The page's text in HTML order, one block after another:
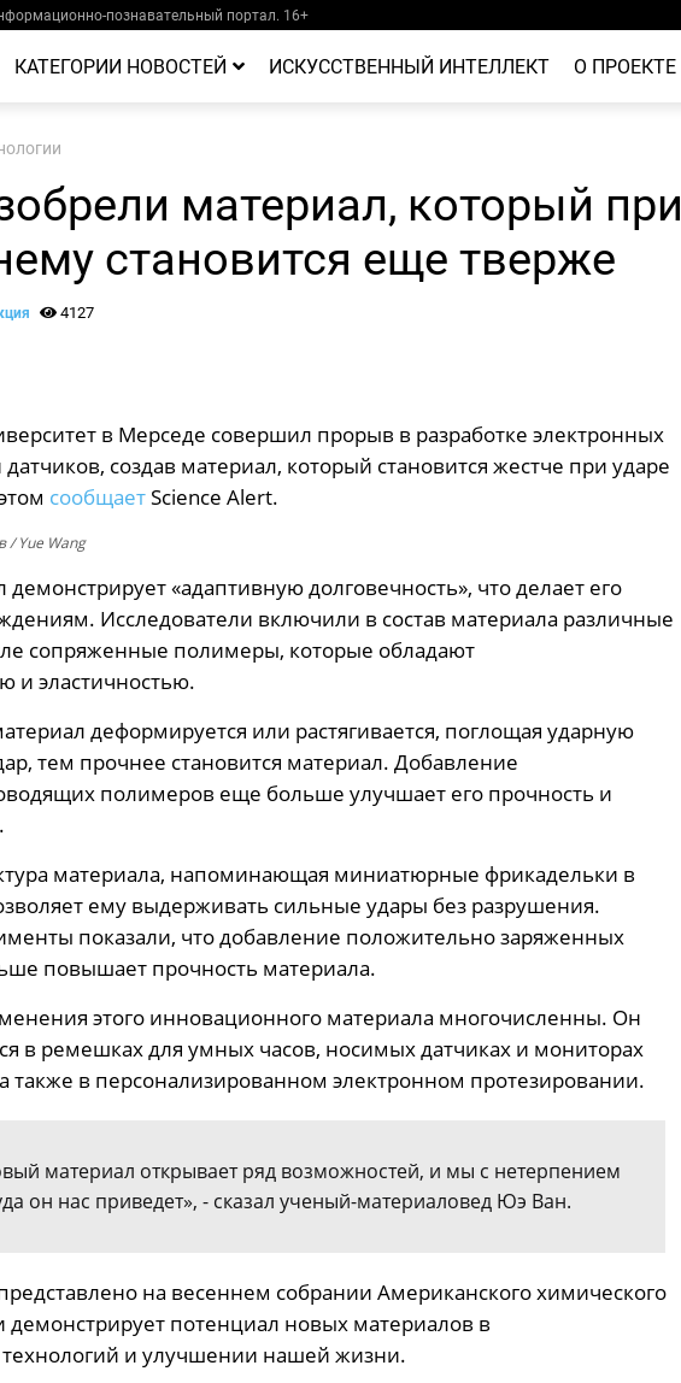
познавательный портал. 16+
КАТЕГОРИИ НОВОСТЕЙ ИСКУССТВЕННЫЙ ИНТЕЛЛЕКТ О ПРОЕКТЕ
материал, который при
становится еще тверже
4127
в Мерседе совершил прорыв в разработке электронных
создав материал, который становится жестче при ударе
сообщаетScience Alert.
/ Yue Wang
«адаптивную долговечность», что делает его
Исследователи включили в состав материала различные
сопряженные полимеры, которые обладают
и эластичностью.
деформируется или растягивается, поглощая ударную
тем прочнее становится материал. Добавление
полимеров еще больше улучшает его прочность и
материала, напоминающая миниатюрные фрикадельки в
ему выдерживать сильные удары без разрушения.
показали, что добавление положительно заряженных
повышает прочность материала.
этого инновационного материала многочисленны. Он
в ремешках для умных часов, носимых датчиках и мониторах
также в персонализированном электронном протезировании.
материал открывает ряд возможностей, и мы с нетерпением
он нас приведет», - сказал ученый-материаловед Юэ Ван.
на весеннем собрании Американского химического
демонстрирует потенциал новых материалов в
и улучшении нашей жизни.